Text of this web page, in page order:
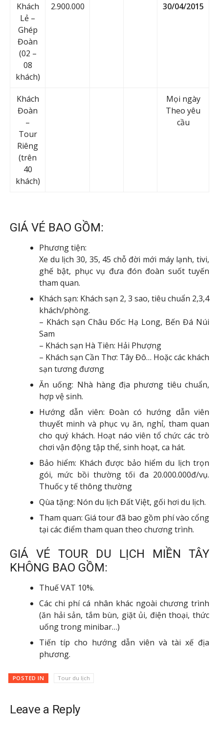
Khách
Lẻ –
Ghép
Đoàn
(02 –
08
khách)
2.900.000 30/04/2015
Khách
Đoàn
–
Tour
Riêng
(trên
40
khách)
Mọi ngày
Theo yêu
cầu
GIÁ VÉ BAO GỒM:
Phương tiện:
Xe du lịch 30, 35, 45 chỗ đời mới máy lạnh, tivi,
ghế bật, phục vụ đưa đón đoàn suốt tuyến
tham quan.
Khách sạn: Khách sạn 2, 3 sao, tiêu chuẩn 2,3,4
khách/phòng.
– Khách sạn Châu Đốc: Hạ Long, Bến Đá Núi
Sam
– Khách sạn Hà Tiên: Hải Phượng
– Khách sạn Cần Thơ: Tây Đô… Hoặc các khách
sạn tương đương
Ăn uống: Nhà hàng địa phương tiêu chuẩn,
hợp vệ sinh.
Hướng dẫn viên: Đoàn có hướng dẫn viên
thuyết minh và phục vụ ăn, nghỉ, tham quan
cho quý khách. Hoạt náo viên tổ chức các trò
chơi vận động tập thể, sinh hoạt, ca hát.
Bảo hiểm: Khách được bảo hiểm du lịch trọn
gói, mức bồi thường tối đa 20.000.000đ/vụ.
Thuốc y tế thông thường
Qùa tặng: Nón du lịch Đất Việt, gối hơi du lịch.
Tham quan: Giá tour đã bao gồm phí vào cổng
tại các điểm tham quan theo chương trình.
GIÁ VÉ TOUR DU LỊCH MIỀN TÂY
KHÔNG BAO GỒM:
Thuế VAT 10%.
Các chi phí cá nhân khác ngoài chương trình
(ăn hải sản, tắm bùn, giặt ủi, điện thoại, thức
uống trong minibar…)
Tiến típ cho hướng dẫn viên và tài xế địa
phương.
POSTED IN Tour du lịch
Leave a Reply